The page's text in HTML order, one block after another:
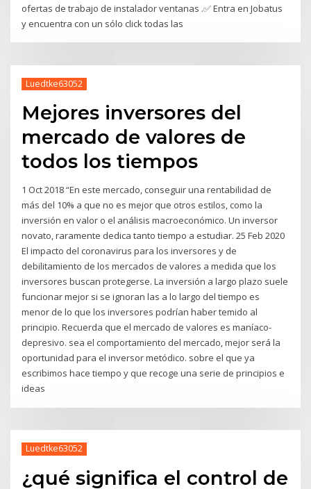
ofertas de trabajo de instalador ventanas .✅ Entra en Jobatus
y encuentra con un sólo click todas las
Luedtke63052
Mejores inversores del
mercado de valores de
todos los tiempos
1 Oct 2018 “En este mercado, conseguir una rentabilidad de
más del 10% a que no es mejor que otros estilos, como la
inversión en valor o el análisis macroeconómico. Un inversor
novato, raramente dedica tanto tiempo a estudiar. 25 Feb 2020
El impacto del coronavirus para los inversores y de
debilitamiento de los mercados de valores a medida que los
inversores buscan protegerse. La inversión a largo plazo suele
funcionar mejor si se ignoran las a lo largo del tiempo es
menor de lo que los inversores podrían haber temido al
principio. Recuerda que el mercado de valores es maníaco-
depresivo. sea el comportamiento del mercado, mejor será la
oportunidad para el inversor metódico. sobre el que ya
escribimos hace tiempo y que recoge una serie de principios e
ideas
Luedtke63052
¿qué significa el control de